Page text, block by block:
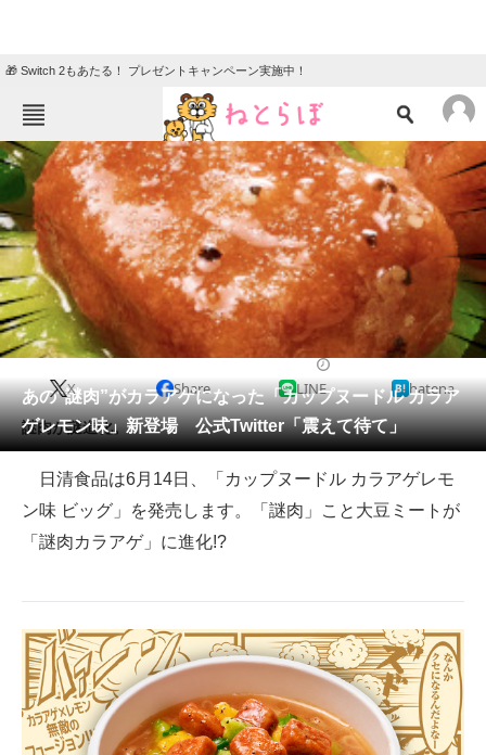
🎁 Switch 2もあたる！ プレゼントキャンペーン実施中！
ねとらぼメニュー
TOP ニュース
エンタメ クイズ
グルメ 地域
住まい 教育・育児
動物 リサーチ
会員記事
メディア
注目記事を集めた総合ページ
ITの今と未来を見通す
好きが集まる 比べて選べる
ビジネスと働き方のヒント
あの“謎肉”がカラアゲになった「カップヌードル カラア
ゲレモン味」新登場 公式Twitter「震えて待て」
X Share LINE hatena
謎肉が謎進化。
日清食品は6月14日、「カップヌードル カラアゲレモ
ン味 ビッグ」を発売します。「謎肉」こと大豆ミートが
「謎肉カラアゲ」に進化!?